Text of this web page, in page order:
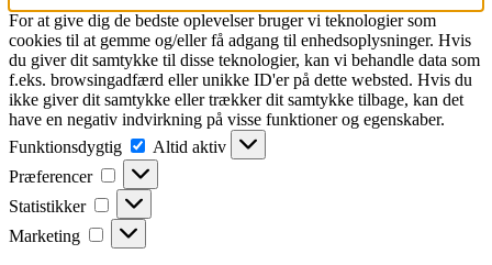
For at give dig de bedste oplevelser bruger vi teknologier som
cookies til at gemme og/eller få adgang til enhedsoplysninger. Hvis
du giver dit samtykke til disse teknologier, kan vi behandle data som
f.eks. browsingadfærd eller unikke ID'er på dette websted. Hvis du
ikke giver dit samtykke eller trækker dit samtykke tilbage, kan det
have en negativ indvirkning på visse funktioner og egenskaber.
Funktionsdygtig
Funktionsdygtig
Altid aktiv
Præferencer
Præferencer
Statistikker Statistikker
Marketing Marketing